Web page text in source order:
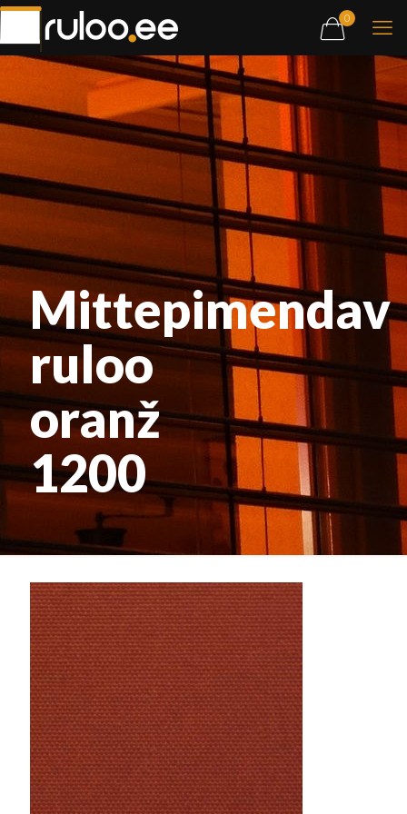
0
Mittepimendav
ruloo
oranž
1200